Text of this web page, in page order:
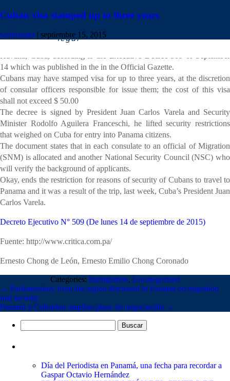
Cuban visa stamped up to three years
webmaster | septiembre 15, 2015
Cuban citizens wishing to travel to Panama, and can do so through a
multiple visa stamped in and out, in the Panamanian consulate in
14 which was published in the in the Official Gazette.
Cubans may have stamped visa for up to three years, at the discretion
of consular officers responsible for issue them; the cost of this visa
shall not exceed $ 50.00
The decree is signed by President Juan Carlos Varela and Security
Minister Rodolfo Aguilera Franceschi, he lifted security restrictions
that weighed on Cuba for entry into Panama citizens.
The document states that in each consulate to an official of Migration
(SNM) is allocated and another National Security Council (NSC) who
will verify the background of applicants.
Okay, ends the restriction for reasons of security of Cubans to travel to
Panama and it was a result of the trip, last week, Cuba’s President Juan
Carlos Varela.
Decreto Ejecutivo N° 509 (De lunes 14 de septiembre de 2015)
Fuente: http://www.critica.com.pa/
Ernesto Chong de León, Ernesto Emilio Chong Coronado
Categories: Immigration, Uncategorized
← Parliamentary from the region discussed in Panama on migration
and security
Panamá y Colombia amplían plazo de negociación →
Día del Periodista en Panamá, una fecha para recordar a
Gaspar Octavio Hernández